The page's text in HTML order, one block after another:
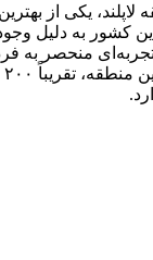
لاپلند، یکی از
کشور به دلیل
منحصر به